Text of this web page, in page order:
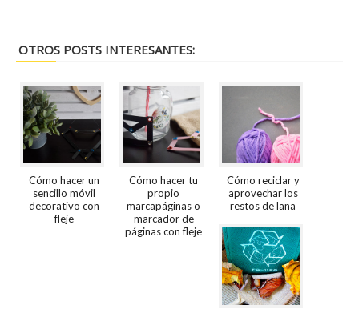
OTROS POSTS INTERESANTES:
Cómo hacer un
sencillo móvil
decorativo con
fleje
Cómo hacer tu
propio
marcapáginas o
marcador de
páginas con fleje
Cómo reciclar y
aprovechar los
restos de lana